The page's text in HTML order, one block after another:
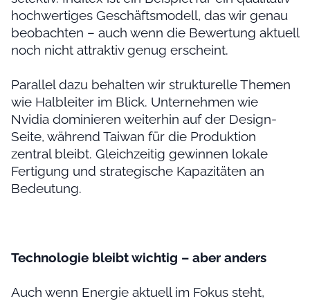
hochwertiges Geschäftsmodell, das wir genau
beobachten – auch wenn die Bewertung aktuell
noch nicht attraktiv genug erscheint.
Parallel dazu behalten wir strukturelle Themen
wie Halbleiter im Blick. Unternehmen wie
Nvidia dominieren weiterhin auf der Design-
Seite, während Taiwan für die Produktion
zentral bleibt. Gleichzeitig gewinnen lokale
Fertigung und strategische Kapazitäten an
Bedeutung.
Technologie bleibt wichtig – aber anders
Auch wenn Energie aktuell im Fokus steht,